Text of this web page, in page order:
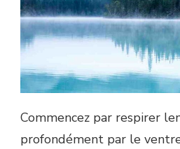
Commencez par respirer
profondément par le